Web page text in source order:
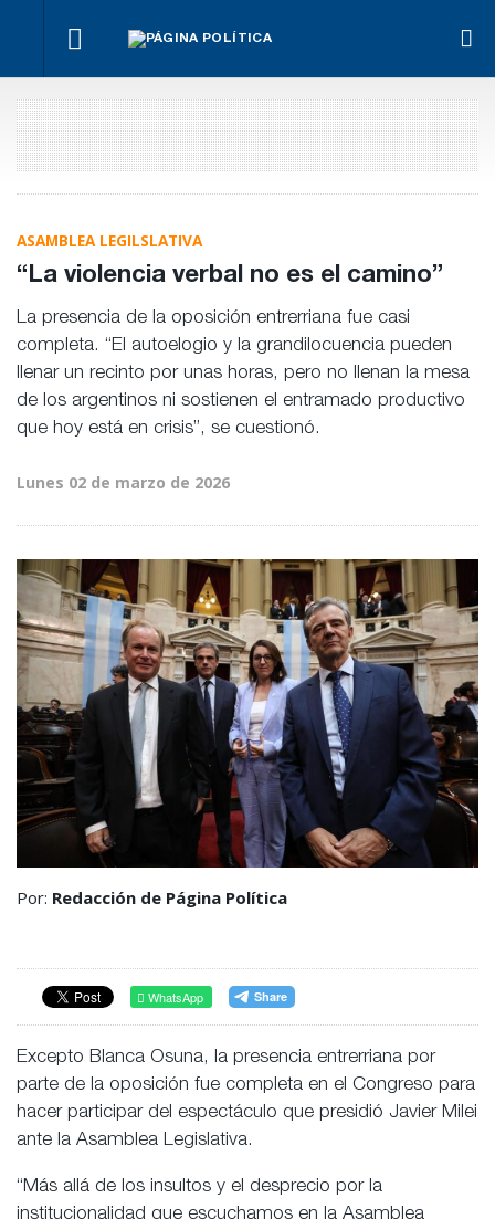
El
oficialismo
busca
proteger
la reforma
previsional
Hacer lo
aunque
sea lo más
difícil
con el
Poder
Judicial?
Para Bahl, la
ley “despoja
al Estado de
herramientas”
para la
pública
ASAMBLEA LEGILSLATIVA
“La violencia verbal no es el camino”
La presencia de la oposición entrerriana fue casi
completa. “El autoelogio y la grandilocuencia pueden
llenar un recinto por unas horas, pero no llenan la mesa
de los argentinos ni sostienen el entramado productivo
que hoy está en crisis”, se cuestionó.
Lunes 02 de marzo de 2026
Por: Redacción de Página Política
WhatsApp
Excepto Blanca Osuna, la presencia entrerriana por
parte de la oposición fue completa en el Congreso para
hacer participar del espectáculo que presidió Javier Milei
ante la Asamblea Legislativa.
“Más allá de los insultos y el desprecio por la
institucionalidad que escuchamos en la Asamblea